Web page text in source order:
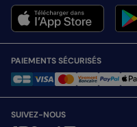
PAIEMENTS SÉCURISÉS
SUIVEZ-NOUS